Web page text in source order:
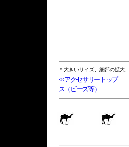
＊大きいサイズ、細部の拡大
<<アクセサリートップ
ス（ビーズ等）